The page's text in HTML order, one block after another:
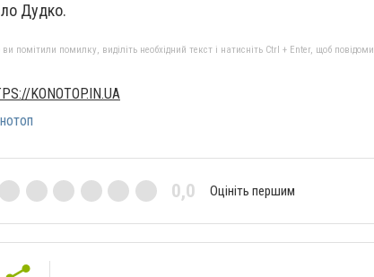
Дудко.
помітили помилку, виділіть необхідний текст і натисніть Ctrl + Enter, щоб
KONOTOP.IN.UA
0,0 Оцініть першим